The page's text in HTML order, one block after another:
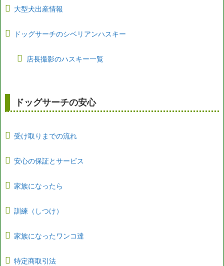
大型犬出産情報
ドッグサーチのシベリアンハスキー
店長撮影のハスキー一覧
ドッグサーチの安心
受け取りまでの流れ
安心の保証とサービス
家族になったら
訓練（しつけ）
家族になったワンコ達
特定商取引法